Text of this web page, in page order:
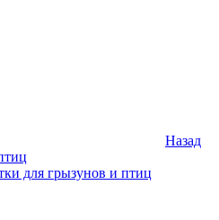
Назад
для грызунов и птиц